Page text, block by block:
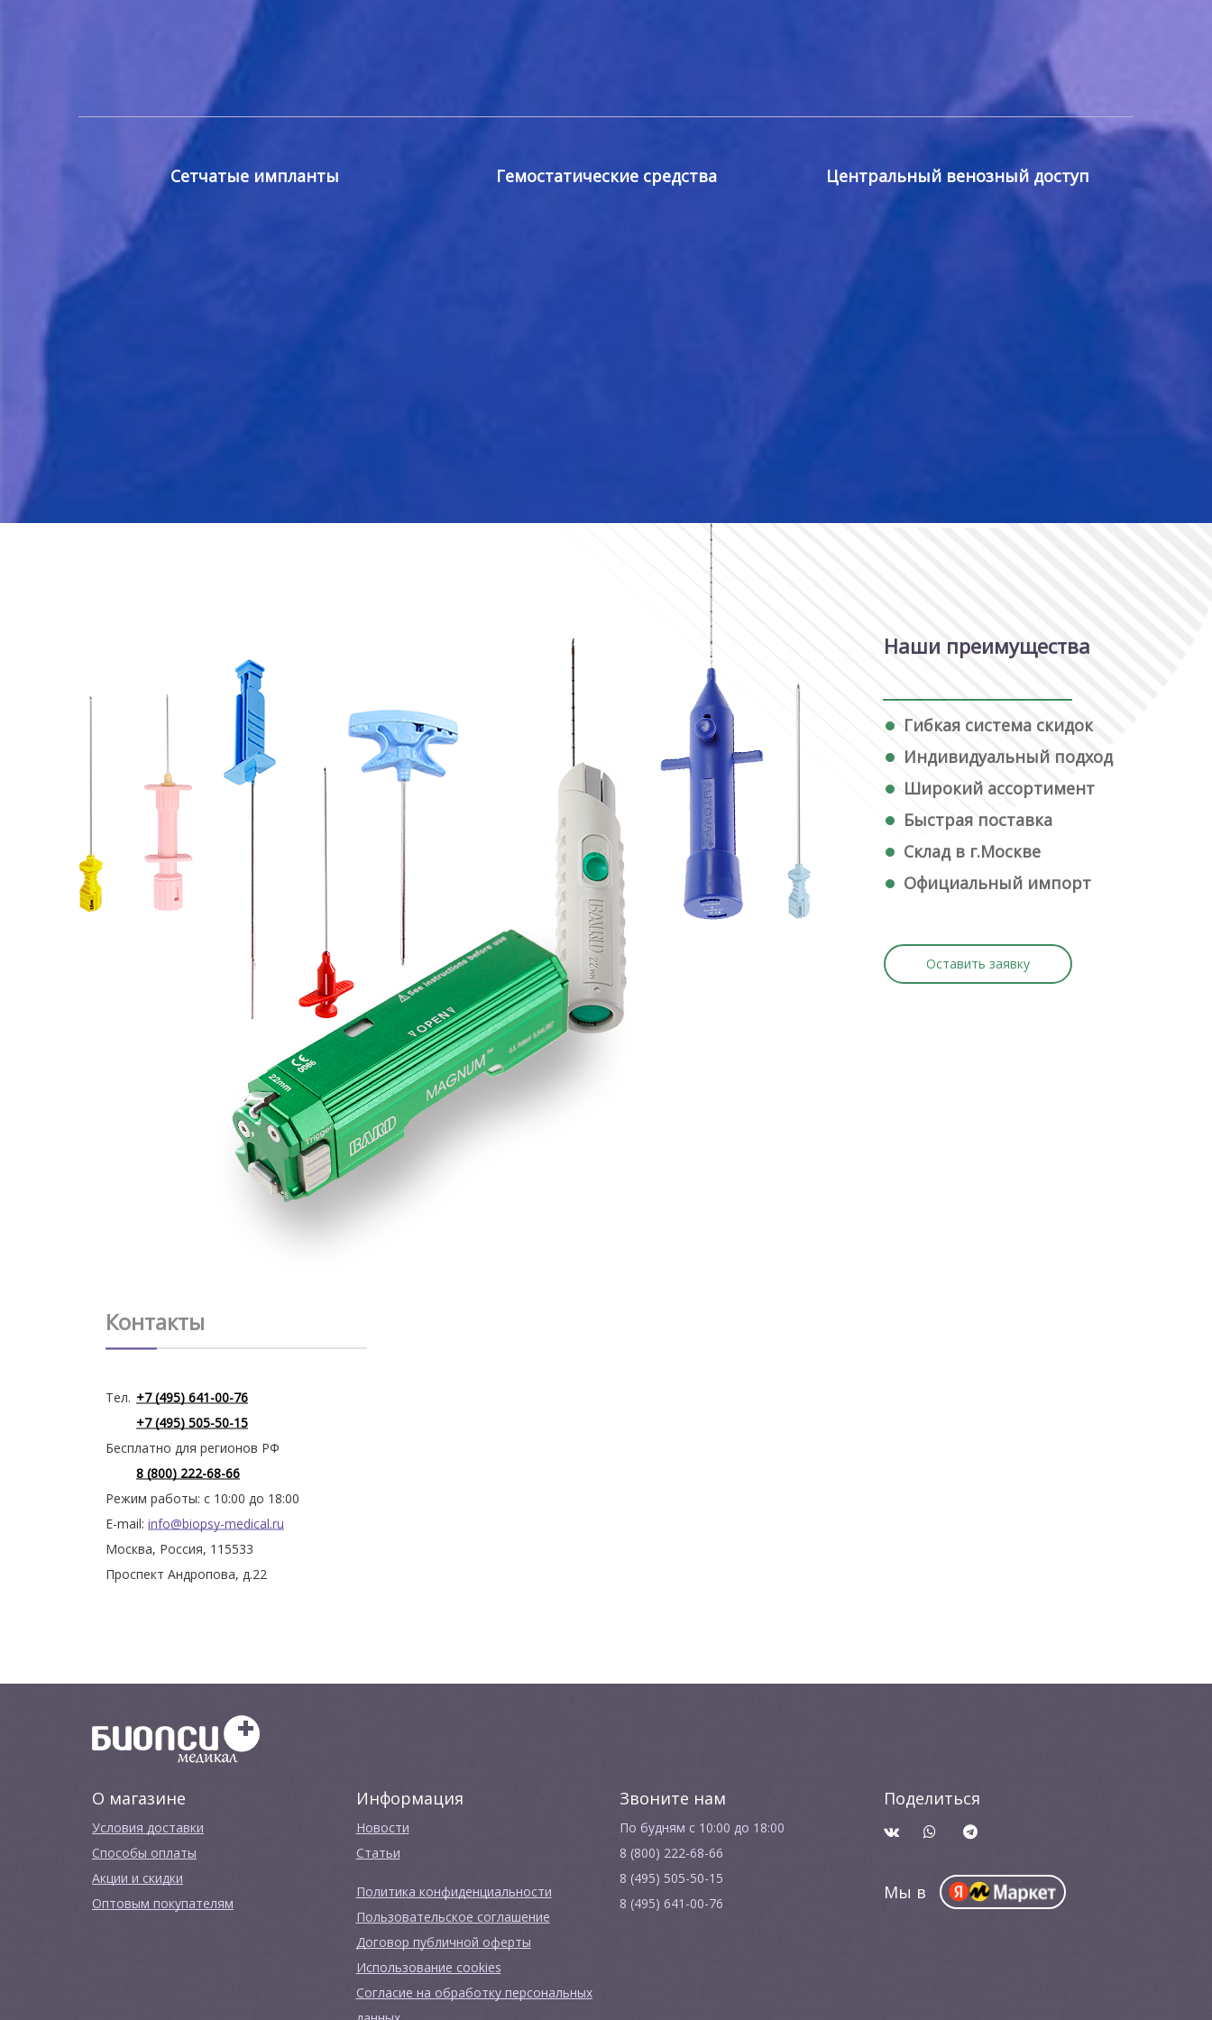
ИНСТРУМЕНТЫ И ОБОРУДОВАНИЕ:
С ОБОРУДОВАНИЕМ ОТ ПРОФЕССИОНАЛОВ
Сетчатые импланты Гемостатические средства Центральный венозный доступ
Наши преимущества
Гибкая система скидок
Индивидуальный подход
Широкий ассортимент
Быстрая поставка
Склад в г.Москве
Официальный импорт
Оставить заявку
Контакты
Тел. +7 (495) 641-00-76
+7 (495) 505-50-15
Бесплатно для регионов РФ
8 (800) 222-68-66
Режим работы: с 10:00 до 18:00
E-mail: info@biopsy-medical.ru
Москва, Россия, 115533
Проспект Андропова, д.22
О магазине
Условия доставки
Способы оплаты
Акции и скидки
Оптовым покупателям
Информация
Новости
Cтатьи
Политика конфиденциальности
Пользовательское соглашение
Договор публичной оферты
Использование cookies
Согласие на обработку персональных
Звоните нам
По будням с 10:00 до 18:00
8 (800) 222-68-66
8 (495) 505-50-15
8 (495) 641-00-76
Поделиться
Мы в